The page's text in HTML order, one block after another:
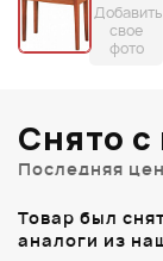
Добавить
свое
фото
Снято
Последняя
Товар был
аналоги из